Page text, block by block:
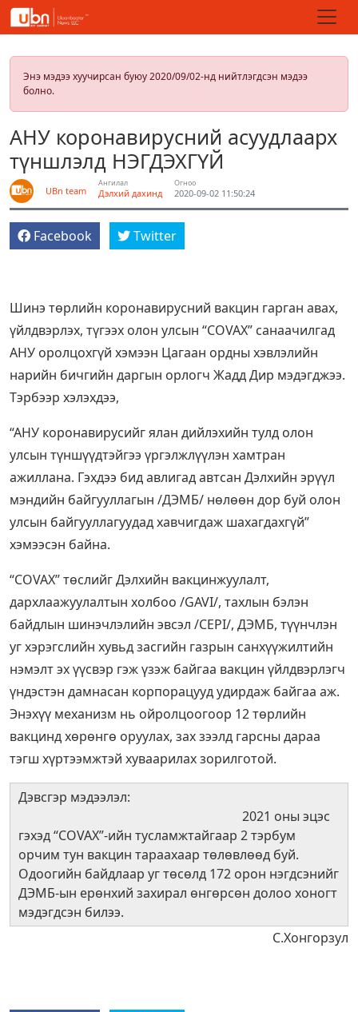
Энэ мэдээ хуучирсан буюу 2020/09/02-нд нийтлэгдсэн мэдээ
болно.
АНУ коронавирусний асуудлаарх
түншлэлд НЭГДЭХГҮЙ
UBn team
Ангилал
Дэлхий дахинд
Огноо
2020-09-02 11:50:24
Facebook Twitter
Шинэ төрлийн коронавирусний вакцин гарган авах,
үйлдвэрлэх, түгээх олон улсын “COVAX” санаачилгад
АНУ оролцохгүй хэмээн Цагаан ордны хэвлэлийн
нарийн бичгийн даргын орлогч Жадд Дир мэдэгджээ.
Тэрбээр хэлэхдээ,
“АНУ коронавирусийг ялан дийлэхийн тулд олон
улсын түншүүдтэйгээ үргэлжлүүлэн хамтран
ажиллана. Гэхдээ бид авлигад автсан Дэлхийн эрүүл
мэндийн байгууллагын /ДЭМБ/ нөлөөн дор буй олон
улсын байгууллагуудад хавчигдаж шахагдахгүй”
хэмээсэн байна.
“COVAX” төслийг Дэлхийн вакцинжуулалт,
дархлаажуулалтын холбоо /GAVI/, тахлын бэлэн
байдлын шинэчлэлийн эвсэл /CEPI/, ДЭМБ, түүнчлэн
уг хэрэгслийн хувьд засгийн газрын санхүүжилтийн
нэмэлт эх үүсвэр гэж үзэж байгаа вакцин үйлдвэрлэгч
үндэстэн дамнасан корпорацууд удирдаж байгаа аж.
Энэхүү механизм нь ойролцоогоор 12 төрлийн
вакцинд хөрөнгө оруулах, зах зээлд гарсны дараа
тэгш хүртээмжтэй хуваарилах зорилготой.
Дэвсгэр мэдээлэл:
2021 оны эцэс
гэхэд “COVAX”-ийн тусламжтайгаар 2 тэрбум
орчим тун вакцин тараахаар төлөвлөөд буй.
Одоогийн байдлаар уг төсөлд 172 орон нэгдсэнийг
ДЭМБ-ын ерөнхий захирал өнгөрсөн долоо хоногт
мэдэгдсэн билээ.
С.Хонгорзул